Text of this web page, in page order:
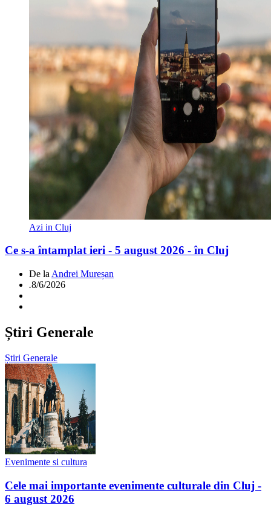
Azi in Cluj
Ce s-a întamplat ieri - 5 august 2026 - în Cluj
De la Andrei Mureșan
.8/6/2026
Știri Generale
Știri Generale
Evenimente si cultura
Cele mai importante evenimente culturale din Cluj -
6 august 2026